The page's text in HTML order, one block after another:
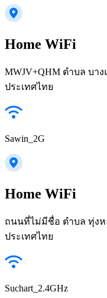
Home WiFi
MWJV+QHM ตำบล บา
ประเทศไทย
Sawin_2G
Home WiFi
ถนนที่ไม่มีชื่อ ตำบล ทุ่งห
ประเทศไทย
Suchart_2.4GHz